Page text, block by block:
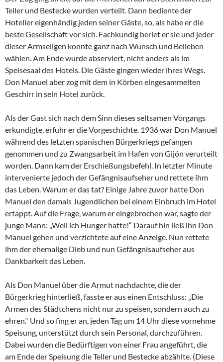
Teller und Bestecke wurden verteilt. Dann bediente der
Hotelier eigenhändig jeden seiner Gäste, so, als habe er die
beste Gesellschaft vor sich. Fachkundig beriet er sie und jeder
dieser Armseligen konnte ganz nach Wunsch und Belieben
wählen. Am Ende wurde abserviert, nicht anders als im
Speisesaal des Hotels. Die Gäste gingen wieder ihres Wegs.
Don Manuel aber zog mit dem in Körben eingesammelten
Geschirr in sein Hotel zurück.
Als der Gast sich nach dem Sinn dieses seltsamen Vorgangs
erkundigte, erfuhr er die Vorgeschichte. 1936 war Don Manuel
während des letzten spanischen Bürgerkriegs gefangen
genommen und zu Zwangsarbeit im Hafen von Gijón verurteilt
worden. Dann kam der Erschießungsbefehl. In letzter Minute
intervenierte jedoch der Gefängnisaufseher und rettete ihm
das Leben. Warum er das tat? Einige Jahre zuvor hatte Don
Manuel den damals Jugendlichen bei einem Einbruch im Hotel
ertappt. Auf die Frage, warum er eingebrochen war, sagte der
junge Mann: „Weil ich Hunger hatte!“ Darauf hin ließ ihn Don
Manuel gehen und verzichtete auf eine Anzeige. Nun rettete
ihm der ehemalige Dieb und nun Gefängnisaufseher aus
Dankbarkeit das Leben.
Als Don Manuel über die Armut nachdachte, die der
Bürgerkrieg hinterließ, fasste er aus einen Entschluss: „Die
Armen des Städtchens nicht nur zu speisen, sondern auch zu
ehren.“ Und so fing er an, jeden Tag um 14 Uhr diese vornehme
Speisung, unterstützt durch sein Personal, durchzuführen.
Dabei wurden die Bedürftigen von einer Frau angeführt, die
am Ende der Speisung die Teller und Bestecke abzählte. (Diese